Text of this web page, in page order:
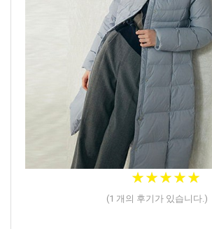
★★★★★
★★★★★
(1 개의 후기가 있습니다.)